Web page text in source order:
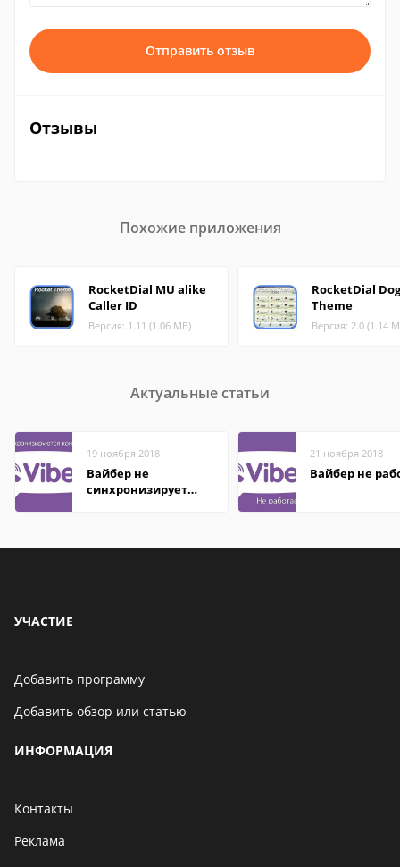
Отправить отзыв
Отзывы
Похожие приложения
RocketDial MU alike
Caller ID
Версия: 1.11 (1.06 МБ)
RocketDial Dog
Theme
Версия: 2.0 (1.14
Актуальные статьи
19 ноября 2018
Вайбер не
синхронизирует
21 ноября 2018
Вайбер не
УЧАСТИЕ
Добавить программу
Добавить обзор или статью
ИНФОРМАЦИЯ
Контакты
Реклама